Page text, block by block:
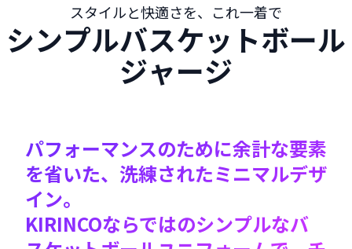
スタイルと快適さを、これ一着で
シンプルバスケットボール
ジャージ
パフォーマンスのために余計な要素
を省いた、洗練されたミニマルデザ
イン。
KIRINCOならではのシンプルなバ